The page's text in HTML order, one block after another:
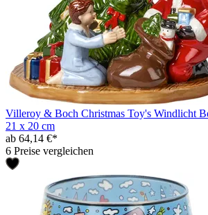
Villeroy & Boch Christmas Toy's Windlicht
21 x 20 cm
ab 64,14 €*
6 Preise vergleichen